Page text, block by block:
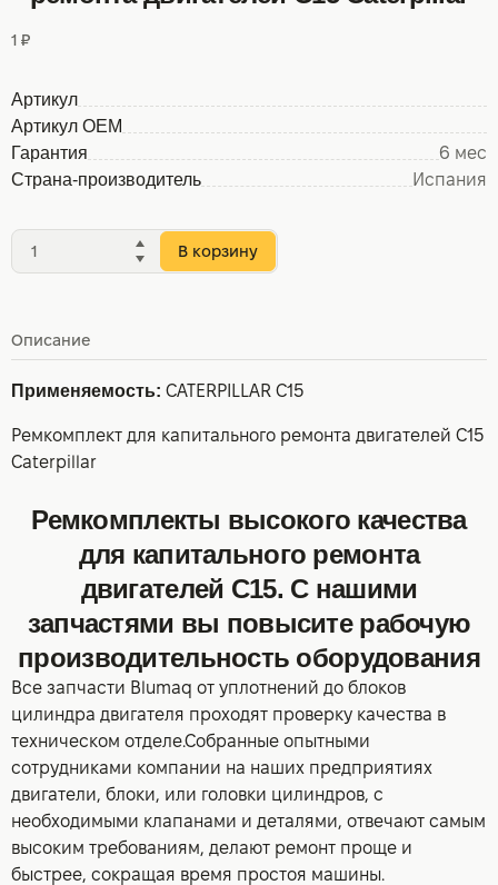
1 ₽
Артикул
Артикул OEM
Гарантия
6 мес
Страна-производитель
Испания
В корзину
Описание
Применяемость: CATERPILLAR C15
Ремкомплект для капитального ремонта двигателей C15
Caterpillar
Ремкомплекты высокого качества
для капитального ремонта
двигателей C15. С нашими
запчастями вы повысите рабочую
производительность оборудования
Все запчасти Blumaq от уплотнений до блоков
цилиндра двигателя проходят проверку качества в
техническом отделе.Собранные опытными
сотрудниками компании на наших предприятиях
двигатели, блоки, или головки цилиндров, с
необходимыми клапанами и деталями, отвечают самым
высоким требованиям, делают ремонт проще и
быстрее, сокращая время простоя машины.